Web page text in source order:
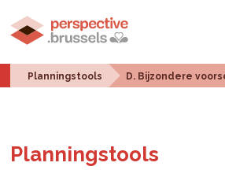
Planningstools D. Bijzondere
Plan­ningstools